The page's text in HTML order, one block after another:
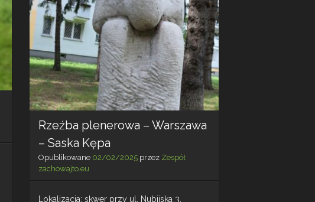
Rzeźba plenerowa – Warszawa
– Saska Kępa
Opublikowane 02/02/2025 przez Zespół
zachowajto.eu
Lokalizacja: skwer przy ul. Nubijska 3,